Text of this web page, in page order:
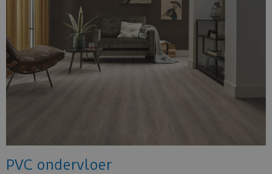
PVC ondervloer